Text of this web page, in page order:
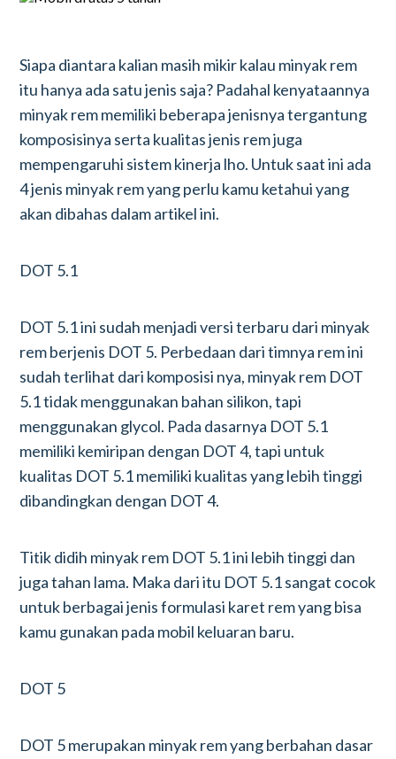
Siapa diantara kalian masih mikir kalau minyak rem
itu hanya ada satu jenis saja? Padahal kenyataannya
minyak rem memiliki beberapa jenisnya tergantung
komposisinya serta kualitas jenis rem juga
mempengaruhi sistem kinerja lho. Untuk saat ini ada
4 jenis minyak rem yang perlu kamu ketahui yang
akan dibahas dalam artikel ini.
DOT 5.1
DOT 5.1 ini sudah menjadi versi terbaru dari minyak
rem berjenis DOT 5. Perbedaan dari timnya rem ini
sudah terlihat dari komposisi nya, minyak rem DOT
5.1 tidak menggunakan bahan silikon, tapi
menggunakan glycol. Pada dasarnya DOT 5.1
memiliki kemiripan dengan DOT 4, tapi untuk
kualitas DOT 5.1 memiliki kualitas yang lebih tinggi
dibandingkan dengan DOT 4.
Titik didih minyak rem DOT 5.1 ini lebih tinggi dan
juga tahan lama. Maka dari itu DOT 5.1 sangat cocok
untuk berbagai jenis formulasi karet rem yang bisa
kamu gunakan pada mobil keluaran baru.
DOT 5
DOT 5 merupakan minyak rem yang berbahan dasar